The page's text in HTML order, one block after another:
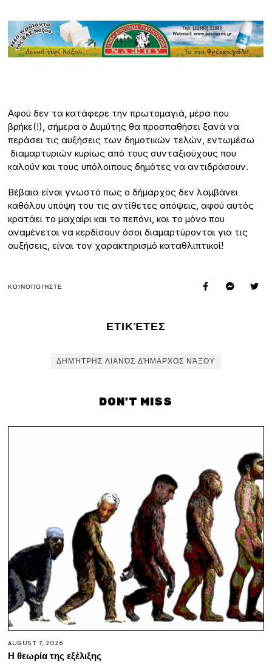
Αφού δεν τα κατάφερε την πρωτομαγιά, μέρα που
βρήκε(!), σήμερα ο Δυμύτης θα προσπαθήσει ξανά να
περάσει τις αυξήσεις των δημοτικών τελών, εντωμέσω
διαμαρτυριών κυρίως από τους συνταξιούχους που
καλούν και τους υπόλοιπους δημότες να αντιδράσουν.
Βέβαια είναι γνωστό πως ο δήμαρχος δεν λαμβάνει
καθόλου υπόψη του τις αντίθετες απόψεις, αφού αυτός
κρατάει το μαχαίρι και το πεπόνι, και το μόνο που
αναμένεται να κερδίσουν όσοι διαμαρτύρονται για τις
αυξήσεις, είναι τον χαρακτηρισμό καταθλιπτικοί!
ΚΟΙΝΟΠΟΙΉΣΤΕ
ΕΤΙΚΈΤΕΣ
ΔΗΜΉΤΡΗΣ ΛΙΑΝΌΣ ΔΉΜΑΡΧΟΣ ΝΆΞΟΥ
DON'T MISS
AUGUST 7, 2026
Η θεωρία της εξέλιξης